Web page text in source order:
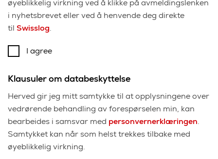
øyeblikkelig virkning ved å klikke på avmeldingslenken
i nyhetsbrevet eller ved å henvende deg direkte
til Swisslog.
I agree
Klausuler om databeskyttelse
Herved gir jeg mitt samtykke til at opplysningene over
vedrørende behandling av forespørselen min, kan
bearbeides i samsvar med personvernerklæringen.
Samtykket kan når som helst trekkes tilbake med
øyeblikkelig virkning.